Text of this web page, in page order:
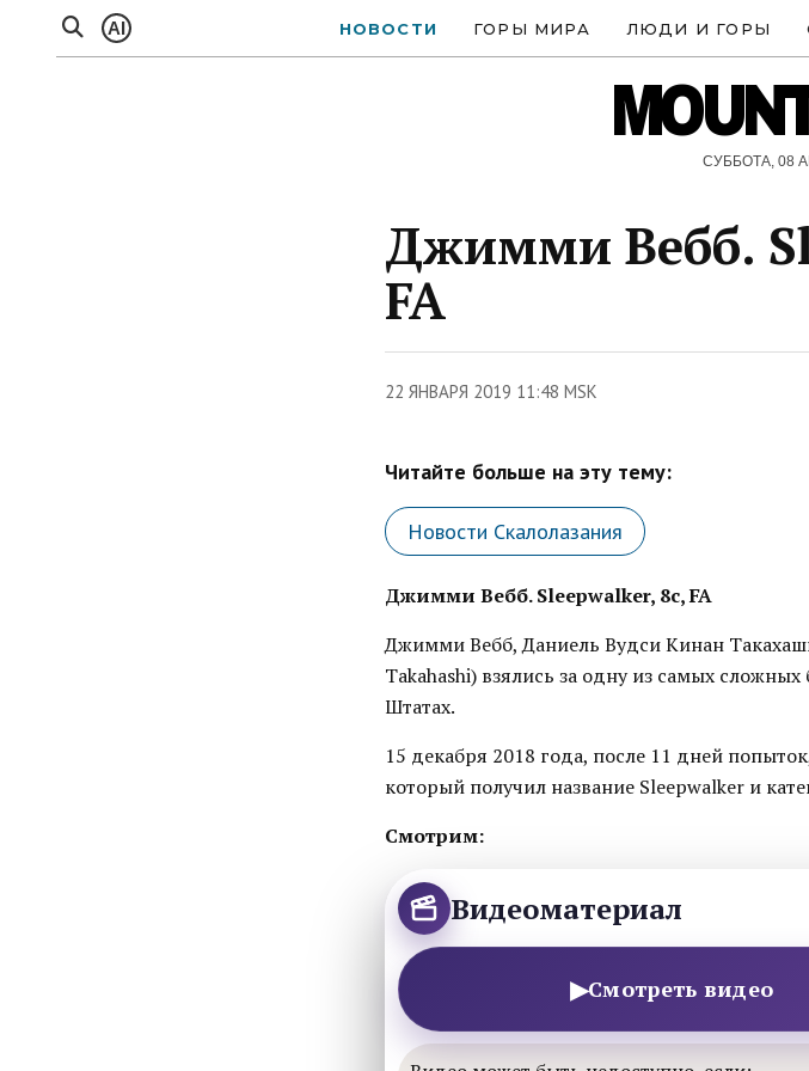
AI НОВОСТИ ГОРЫ МИРА ЛЮДИ И ГОРЫ
СУББОТА, 08
Джимми Вебб.
FA
22 ЯНВАРЯ 2019 11:48 MSK
Читайте больше на эту тему:
Новости Скалолазания
Джимми Вебб. Sleepwalker, 8c, FA
Джимми Вебб, Даниель Вудси Кинан
Takahashi) взялись за одну из самых
Штатах.
15 декабря 2018 года, после 11 дней
который получил название Sleepwalker и
Смотрим:
Видеоматериал
▶Смотреть видео